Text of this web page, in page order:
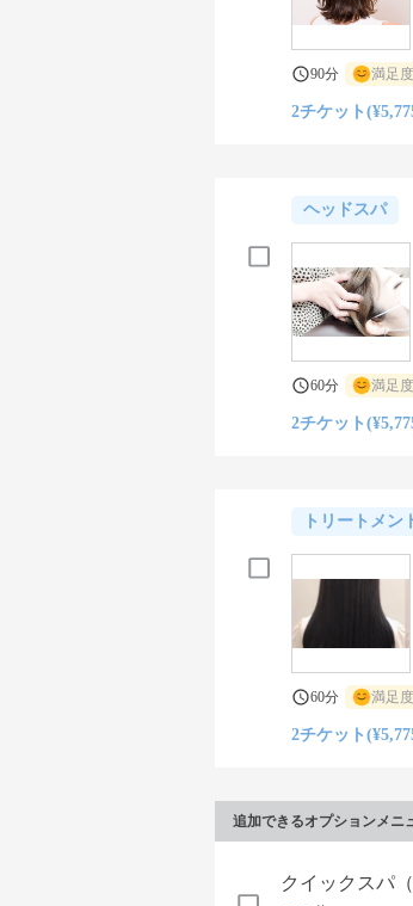
90分 満足
2チケット
ヘッドスパ
60分 満足
2チケット
トリートメン
60分 満足
2チケット
追加できるオプションメニ
クイックスパ（